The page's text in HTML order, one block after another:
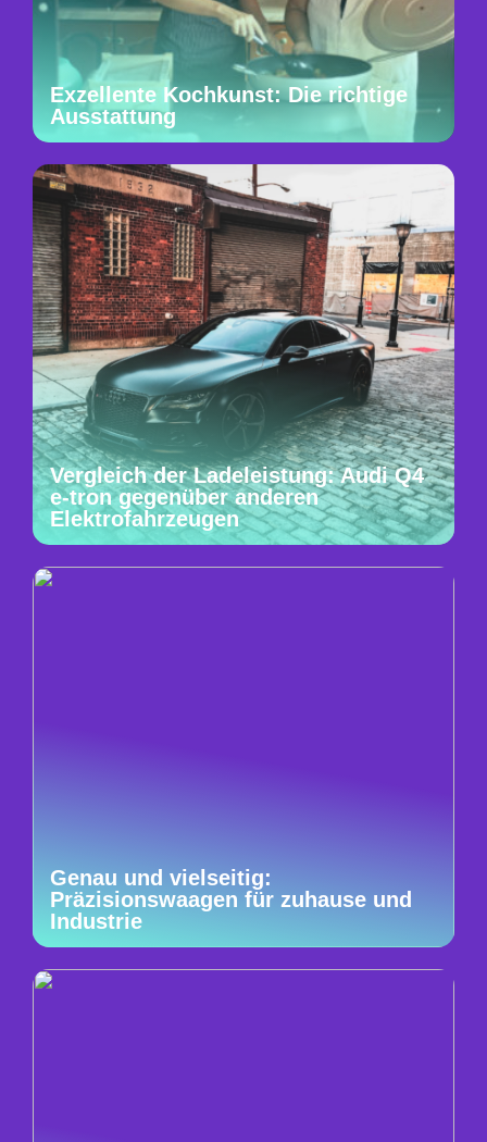
Exzellente Kochkunst: Die richtige
Ausstattung
Vergleich der Ladeleistung: Audi Q4
e-tron gegenüber anderen
Elektrofahrzeugen
Genau und vielseitig:
Präzisionswaagen für zuhause und
Industrie